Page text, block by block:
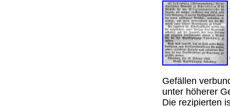
Gefällen
unter höherer
Die rezipierten